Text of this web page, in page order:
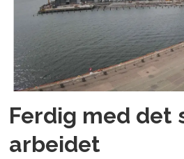
Ferdig med det
arbeidet